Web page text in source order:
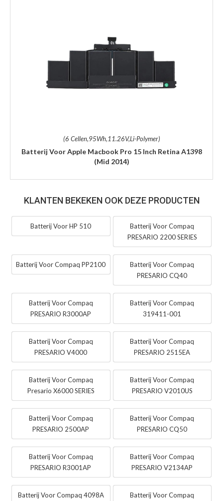
(6 Cellen,95Wh,11.26V,Li-Polymer)
Batterij Voor Apple Macbook Pro 15 Inch Retina A1398
(Mid 2014)
KLANTEN BEKEKEN OOK DEZE PRODUCTEN
Batterij Voor HP 510
Batterij Voor Compaq
PRESARIO 2200 SERIES
Batterij Voor Compaq PP2100
Batterij Voor Compaq
PRESARIO CQ40
Batterij Voor Compaq
PRESARIO R3000AP
Batterij Voor Compaq
319411-001
Batterij Voor Compaq
PRESARIO V4000
Batterij Voor Compaq
PRESARIO 2515EA
Batterij Voor Compaq
Presario X6000 SERIES
Batterij Voor Compaq
PRESARIO V2010US
Batterij Voor Compaq
PRESARIO 2500AP
Batterij Voor Compaq
PRESARIO CQ50
Batterij Voor Compaq
PRESARIO R3001AP
Batterij Voor Compaq
PRESARIO V2134AP
Batterij Voor Compaq 4098A
Batterij Voor Compaq